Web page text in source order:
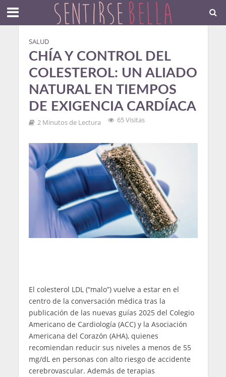
SALUD
CHÍA Y CONTROL DEL
COLESTEROL: UN ALIADO
NATURAL EN TIEMPOS
DE EXIGENCIA CARDÍACA
2 Minutos de Lectura 65 Visitas
El colesterol LDL (“malo”) vuelve a estar en el
centro de la conversación médica tras la
publicación de las nuevas guías 2025 del Colegio
Americano de Cardiología (ACC) y la Asociación
Americana del Corazón (AHA), quienes
recomiendan reducir sus niveles a menos de 55
mg/dL en personas con alto riesgo de accidente
cerebrovascular. Además de terapias